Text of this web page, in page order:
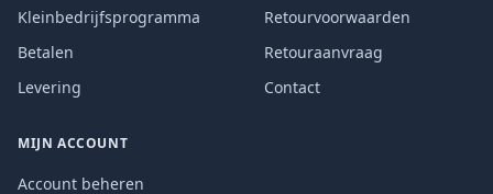
Kleinbedrijfsprogramma
Betalen
Levering
Retourvoorwaarden
Retouraanvraag
Contact
MIJN ACCOUNT
Account beheren